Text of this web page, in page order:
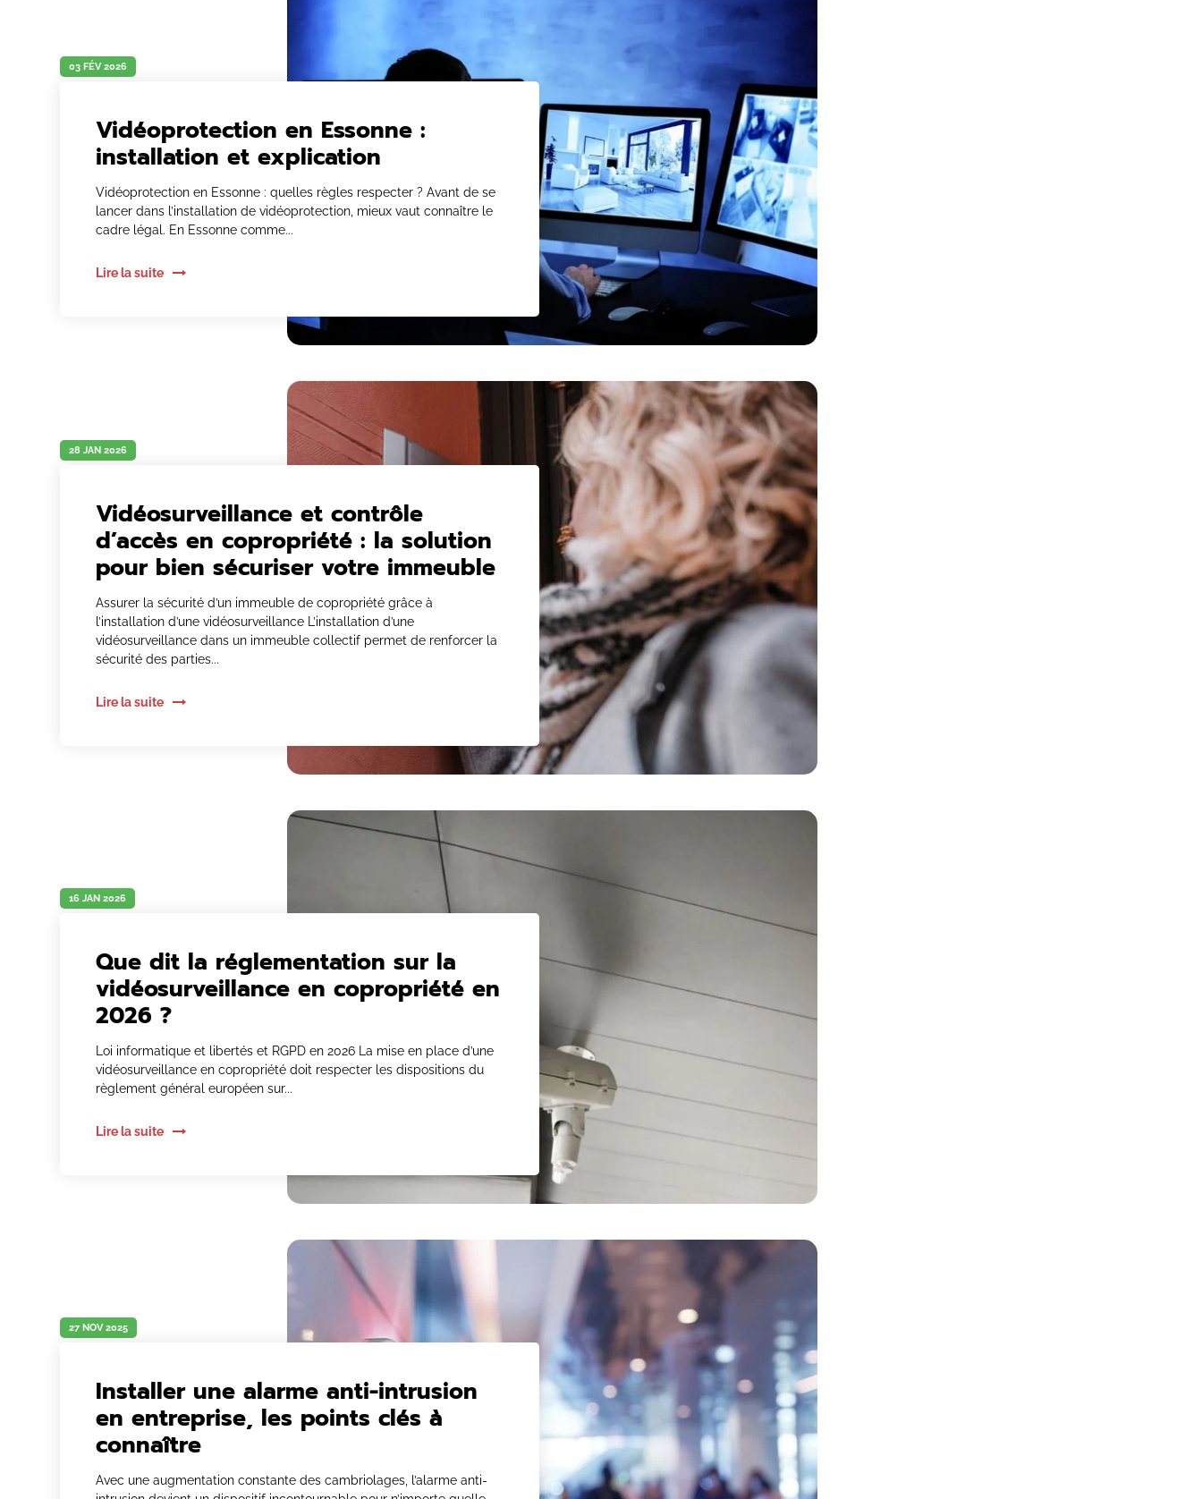
03 FÉV 2026
Vidéoprotection en Essonne :
installation et explication
Vidéoprotection en Essonne : quelles règles respecter ? Avant de se
lancer dans l’installation de vidéoprotection, mieux vaut connaître le
cadre légal. En Essonne comme...
Lire la suite
28 JAN 2026
Vidéosurveillance et contrôle
d’accès en copropriété : la solution
pour bien sécuriser votre immeuble
Assurer la sécurité d’un immeuble de copropriété grâce à
l’installation d’une vidéosurveillance L’installation d’une
vidéosurveillance dans un immeuble collectif permet de renforcer la
sécurité des parties...
Lire la suite
16 JAN 2026
Que dit la réglementation sur la
vidéosurveillance en copropriété en
2026 ?
Loi informatique et libertés et RGPD en 2026 La mise en place d’une
vidéosurveillance en copropriété doit respecter les dispositions du
règlement général européen sur...
Lire la suite
27 NOV 2025
Installer une alarme anti-intrusion
en entreprise, les points clés à
connaître
Avec une augmentation constante des cambriolages, l’alarme anti-